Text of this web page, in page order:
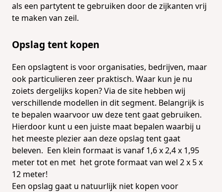
als een partytent te gebruiken door de zijkanten vrij
te maken van zeil.
Opslag tent kopen
Een opslagtent is voor organisaties, bedrijven, maar
ook particulieren zeer praktisch. Waar kun je nu
zoiets dergelijks kopen? Via de site hebben wij
verschillende modellen in dit segment. Belangrijk is
te bepalen waarvoor uw deze tent gaat gebruiken.
Hierdoor kunt u een juiste maat bepalen waarbij u
het meeste plezier aan dezeopslag tentgaat
beleven. Een klein formaat is vanaf 1,6 x 2,4 x 1,95
meter tot en met het grote formaat van wel 2 x 5 x
12 meter!
Een opslag gaat u natuurlijk niet kopen voor